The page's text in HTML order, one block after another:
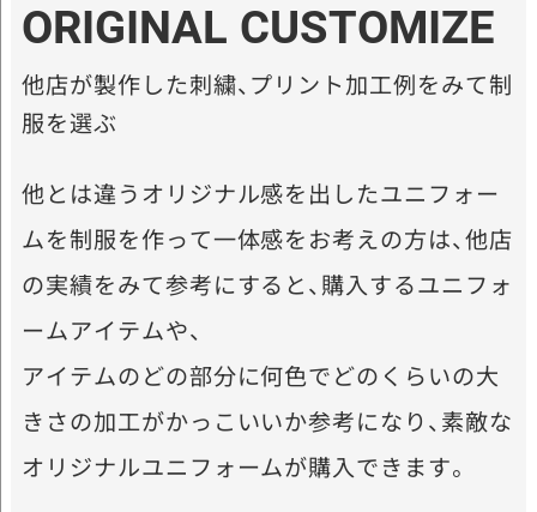
ORIGINAL CUSTOMIZE
他店が製作した刺繍、プリント加工例をみて制
服を選ぶ
他とは違うオリジナル感を出したユニフォー
ムを制服を作って一体感をお考えの方は、他店
の実績をみて参考にすると、購入するユニフォ
ームアイテムや、
アイテムのどの部分に何色でどのくらいの大
きさの加工がかっこいいか参考になり、素敵な
オリジナルユニフォームが購入できます。